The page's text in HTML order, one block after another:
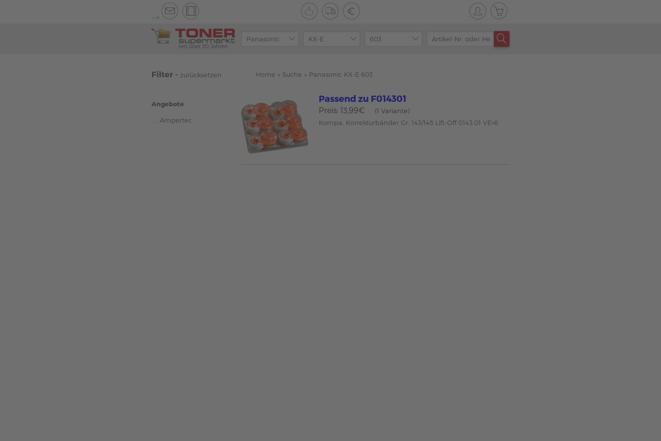
-->
seit über 30 Jahren
Filter - zurücksetzen
Angebote
Ampertec
Home » Suche » Panasonic KX-E 603
Passend zu F014301
Preis: 13,99€
(1 Variante)
Kompa. Korrekturbänder Gr. 143/145 Lift-Off 0143.01 VE=6